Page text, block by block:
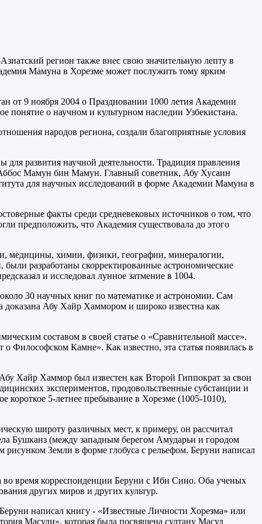
регион также внес свою значительную лепту в
Мамуна в Хорезме может послужить тому ярким
от 9 ноября 2004 о Праздновании 1000 летия Академии
понятие о научном и культурном наследии Узбекистана.
народов региона, создали благоприятные условия
развития научной деятельности. Традиция правления
Мамун бин Мамун. Главный советник, Абу Хусаин
для научных исследований в форме Академии Мамуна в
факты среди средневековых источников о том, что
предположить, что Академия существовала до этого
медицины, химии, физики, географии, минералогии,
разработаны скорректированные астрономические
и исследовал лунное затмение в 1004.
30 научных книг по математике и астрономии. Сам
доказана Абу Хайр Хаммором и широко известна как
составом в своей статье о «Сравнительной массе».
Философском Камне». Как известно, эта статья появилась в
Хайр Хаммор был известен как Второй Гиппократ за свои
экспериментов, продовольственные субстанции и
5-летнее пребывание в Хорезме (1005-1010),
широту различных мест, к примеру, он рассчитал
Бушканз (между западным берегом Амударьи и городом
Земли в форме глобуса с рельефом. Беруни написал
время корреспонденции Беруни с Ибн Сино. Оба ученых
других миров и других культур.
написал книгу - «Известные Личности Хорезма» или
Масуди», которая была посвящена султану Масуд